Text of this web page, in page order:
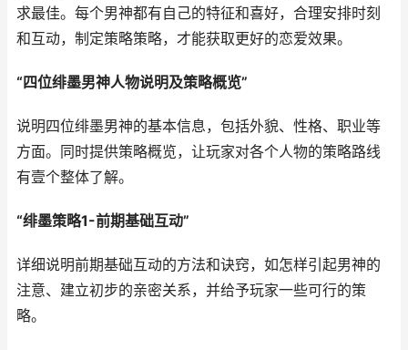
求最佳。每个男神都有自己的特征和喜好，合理安排时刻
和互动，制定策略策略，才能获取更好的恋爱效果。
“四位绯墨男神人物说明及策略概览”
说明四位绯墨男神的基本信息，包括外貌、性格、职业等
方面。同时提供策略概览，让玩家对各个人物的策略路线
有壹个整体了解。
“绯墨策略1-前期基础互动”
详细说明前期基础互动的方法和诀窍，如怎样引起男神的
注意、建立初步的亲密关系，并给予玩家一些可行的策
略。